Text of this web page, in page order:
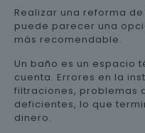
Realizar una reforma
puede parecer una
más recomendable.
Un baño es un espacio
cuenta. Errores en la
filtraciones, problemas
deficientes, lo que
dinero.